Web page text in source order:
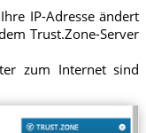
IP-Adresse ändert
Trust.Zone-Server
zum Internet sind